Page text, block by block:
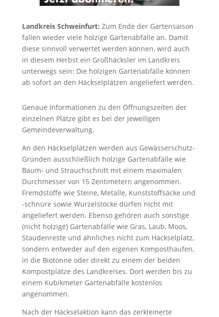
Landkreis Schweinfurt: Zum Ende der Gartensaison
fallen wieder viele holzige Gartenabfälle an. Damit
diese sinnvoll verwertet werden können, wird auch
in diesem Herbst ein Großhäcksler im Landkreis
unterwegs sein: Die holzigen Gartenabfälle können
ab sofort an den Häckselplätzen angeliefert werden.
Genaue Informationen zu den Öffnungszeiten der
einzelnen Plätze gibt es bei der jeweiligen
Gemeindeverwaltung.
An den Häckselplätzen werden aus Gewässerschutz-
Gründen ausschließlich holzige Gartenabfälle wie
Baum- und Strauchschnitt mit einem maximalen
Durchmesser von 15 Zentimetern angenommen.
Fremdstoffe wie Steine, Metalle, Kunststoffsäcke und
-schnüre sowie Wurzelstöcke dürfen nicht mit
angeliefert werden. Ebenso gehören auch sonstige
(nicht holzige) Gartenabfälle wie Gras, Laub, Moos,
Staudenreste und ähnliches nicht zum Häckselplatz,
sondern entweder auf den eigenen Komposthaufen,
in die Biotonne oder direkt zu einem der beiden
Kompostplätze des Landkreises. Dort werden bis zu
einem Kubikmeter Gartenabfälle kostenlos
angenommen.
Nach der Häckselaktion kann das zerkleinerte